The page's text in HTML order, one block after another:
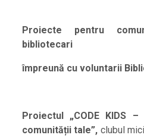
Proiecte pentru
bibliotecari
împreună cu voluntarii
Proiectul
„CODE KIDS
comunității tale”, clubul